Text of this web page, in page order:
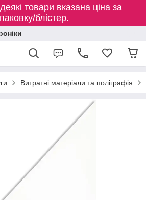
товари вказана ціна за
блістер.
Витратні матеріали та поліграфія